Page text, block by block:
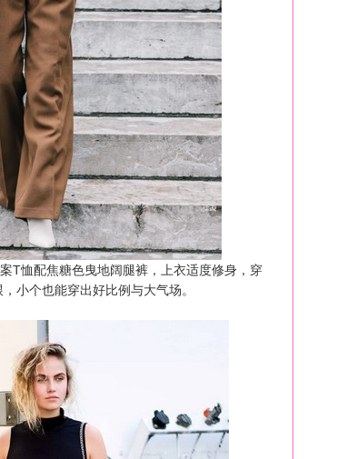
恤配焦糖色曳地阔腿裤，上衣适度修身，穿
小个也能穿出好比例与大气场。